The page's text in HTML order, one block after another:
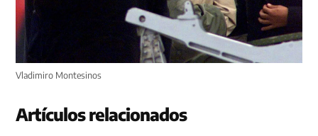
Vladimiro Montesinos
Artículos relacionados